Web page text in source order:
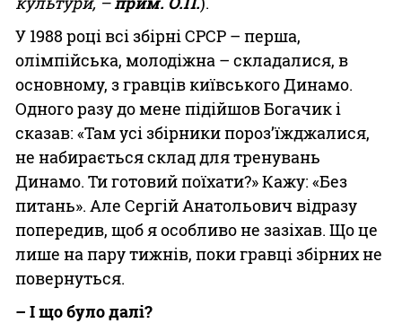
У 1988 році всі збірні СРСР – перша,
олімпійська, молодіжна – складалися, в
основному, з гравців київського Динамо.
Одного разу до мене підійшов Богачик і
сказав: «Там усі збірники пороз’їжджалися,
не набирається склад для тренувань
Динамо. Ти готовий поїхати?» Кажу: «Без
питань». Але Сергій Анатольович відразу
попередив, щоб я особливо не зазіхав. Що це
лише на пару тижнів, поки гравці збірних не
повернуться.
– І що було далі?